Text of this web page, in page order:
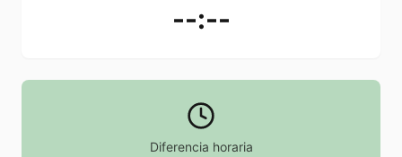
--:--
Diferencia horaria